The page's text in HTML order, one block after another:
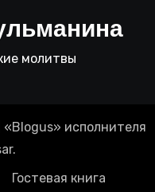
молитвы
«Blogus» исполнителя
.
Гостевая книга